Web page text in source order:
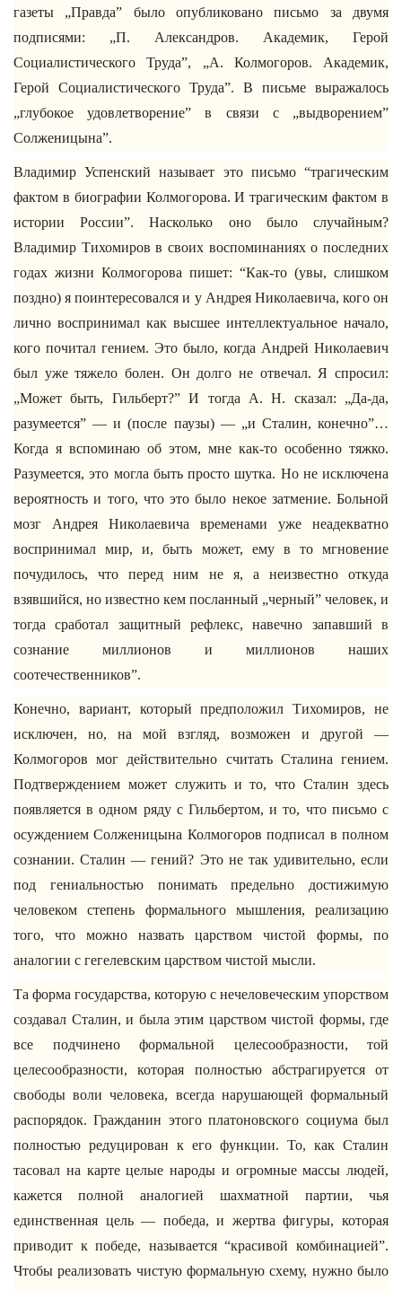
газеты „Правда” было опубликовано письмо за двумя
подписями: „П. Александров. Академик, Герой
Социалистического Труда”, „А. Колмогоров. Академик,
Герой Социалистического Труда”. В письме выражалось
„глубокое удовлетворение” в связи с „выдворением”
Солженицына”.
Владимир Успенский называет это письмо “трагическим
фактом в биографии Колмогорова. И трагическим фактом в
истории России”. Насколько оно было случайным?
Владимир Тихомиров в своих воспоминаниях о последних
годах жизни Колмогорова пишет: “Как-то (увы, слишком
поздно) я поинтересовался и у Андрея Николаевича, кого он
лично воспринимал как высшее интеллектуальное начало,
кого почитал гением. Это было, когда Андрей Николаевич
был уже тяжело болен. Он долго не отвечал. Я спросил:
„Может быть, Гильберт?” И тогда А. Н. сказал: „Да-да,
разумеется” — и (после паузы) — „и Сталин, конечно”…
Когда я вспоминаю об этом, мне как-то особенно тяжко.
Разумеется, это могла быть просто шутка. Но не исключена
вероятность и того, что это было некое затмение. Больной
мозг Андрея Николаевича временами уже неадекватно
воспринимал мир, и, быть может, ему в то мгновение
почудилось, что перед ним не я, а неизвестно откуда
взявшийся, но известно кем посланный „черный” человек, и
тогда сработал защитный рефлекс, навечно запавший в
сознание миллионов и миллионов наших
соотечественников”.
Конечно, вариант, который предположил Тихомиров, не
исключен, но, на мой взгляд, возможен и другой —
Колмогоров мог действительно считать Сталина гением.
Подтверждением может служить и то, что Сталин здесь
появляется в одном ряду с Гильбертом, и то, что письмо с
осуждением Солженицына Колмогоров подписал в полном
сознании. Сталин — гений? Это не так удивительно, если
под гениальностью понимать предельно достижимую
человеком степень формального мышления, реализацию
того, что можно назвать царством чистой формы, по
аналогии с гегелевским царством чистой мысли.
Та форма государства, которую с нечеловеческим упорством
создавал Сталин, и была этим царством чистой формы, где
все подчинено формальной целесообразности, той
целесообразности, которая полностью абстрагируется от
свободы воли человека, всегда нарушающей формальный
распорядок. Гражданин этого платоновского социума был
полностью редуцирован к его функции. То, как Сталин
тасовал на карте целые народы и огромные массы людей,
кажется полной аналогией шахматной партии, чья
единственная цель — победа, и жертва фигуры, которая
приводит к победе, называется “красивой комбинацией”.
Чтобы реализовать чистую формальную схему, нужно было